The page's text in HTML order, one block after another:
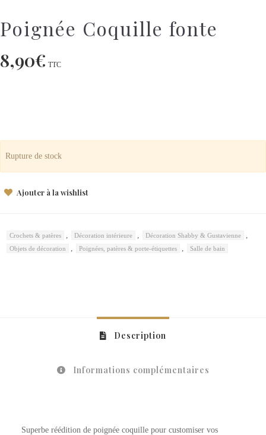
Poignée Coquille fonte
8,90€ TTC
Rupture de stock
Ajouter à la wishlist
Crochets & patères Décoration intérieure Décoration Shabby & Gustavienne
Objets de décoration Poignées, patères & porte-étiquettes Salle de bain
Description
Informations complémentaires
Superbe réédition de poignée coquille pour customiser vos